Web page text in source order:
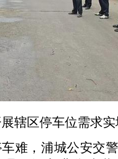
辖区停车位需求
难，浦城公安交